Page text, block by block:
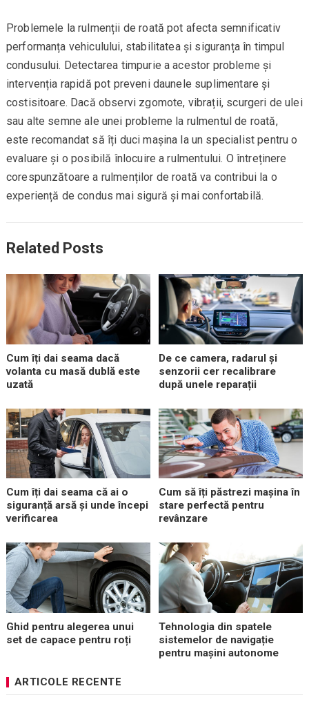
Problemele la rulmenții de roată pot afecta semnificativ
performanța vehiculului, stabilitatea și siguranța în timpul
condusului. Detectarea timpurie a acestor probleme și
intervenția rapidă pot preveni daunele suplimentare și
costisitoare. Dacă observi zgomote, vibrații, scurgeri de ulei
sau alte semne ale unei probleme la rulmentul de roată,
este recomandat să îți duci mașina la un specialist pentru o
evaluare și o posibilă înlocuire a rulmentului. O întreținere
corespunzătoare a rulmenților de roată va contribui la o
experiență de condus mai sigură și mai confortabilă.
Related Posts
Cum îți dai seama dacă
volanta cu masă dublă este
uzată
De ce camera, radarul și
senzorii cer recalibrare
după unele reparații
Cum îți dai seama că ai o
siguranță arsă și unde începi
verificarea
Cum să îți păstrezi mașina în
stare perfectă pentru
revânzare
Ghid pentru alegerea unui
set de capace pentru roți
Tehnologia din spatele
sistemelor de navigație
pentru mașini autonome
ARTICOLE RECENTE